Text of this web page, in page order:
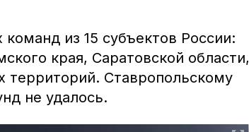
из 15 субъектов России:
края, Саратовской области,
территорий. Ставропольскому
не удалось.